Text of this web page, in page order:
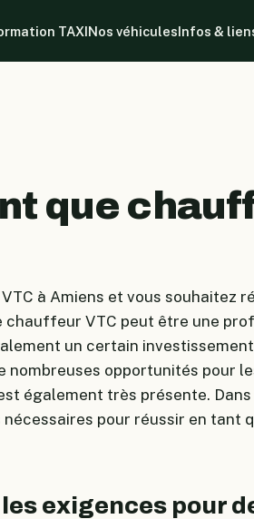
TAXINos véhiculesInfos &
que
à Amiens et vous souhaitez
chauffeur VTC peut être une
un certain
opportunités pour
également très présente.
pour réussir en tant
exigences pour